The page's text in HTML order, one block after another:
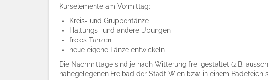
Kurselemente am Vormittag:
Kreis- und Gruppentänze
Haltungs- und andere Übungen
freies Tanzen
neue eigene Tänze entwickeln
Die Nachmittage sind je nach Witterung frei gestaltet (z.B.
nahegelegenen Freibad der Stadt Wien bzw. in einem